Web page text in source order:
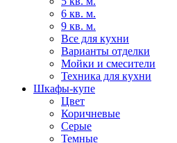
6 кв. м.
9 кв. м.
Все для кухни
Варианты отделки
Мойки и смесители
Техника для кухни
Шкафы-купе
Цвет
Коричневые
Серые
Темные